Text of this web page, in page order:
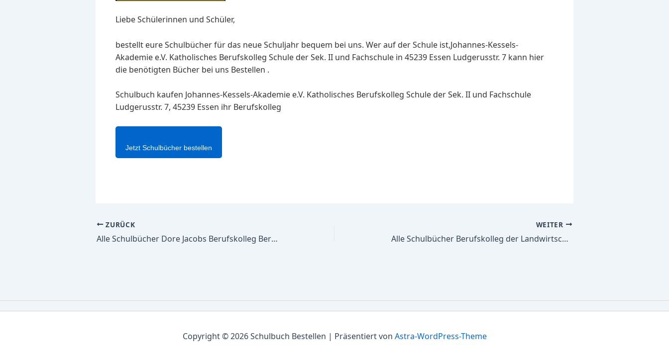
Liebe Schülerinnen und Schüler,
bestellt eure Schulbücher für das neue Schuljahr bequem bei uns. Wer auf der Schule ist,Johannes-Kessels-
Akademie e.V. Katholisches Berufskolleg Schule der Sek. II und Fachschule in 45239 Essen Ludgerusstr. 7 kann hier
die benötigten Bücher bei uns Bestellen .
Schulbuch kaufen Johannes-Kessels-Akademie e.V. Katholisches Berufskolleg Schule der Sek. II und Fachschule
Ludgerusstr. 7, 45239 Essen ihr Berufskolleg
Jetzt Schulbücher bestellen
ZURÜCK
Alle Schulbücher Dore Jacobs Berufskolleg Berufliches Gym und Berufsfachschule Sek. II, Gesundheit/Soziales
WEITER
Alle Schulbücher Berufskolleg der Landwirtschaftskammer NRW, Fachschule fr Agrarwirtschaft, Fachrichtung Gartenbau
Copyright © 2026 Schulbuch Bestellen | Präsentiert von Astra-WordPress-Theme